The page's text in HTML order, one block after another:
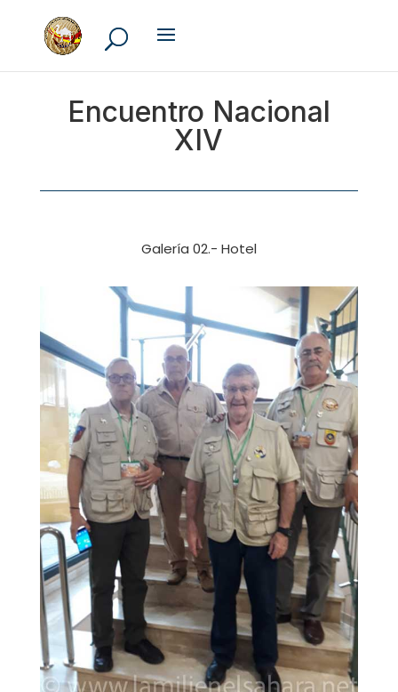
Encuentro Nacional
XIV
Galería 02.- Hotel